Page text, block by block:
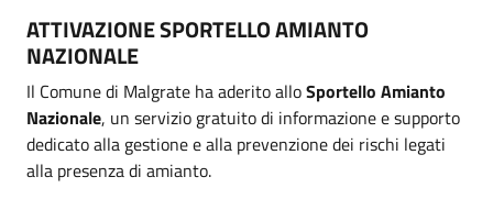
ATTIVAZIONE SPORTELLO AMIANTO
NAZIONALE
Il Comune di Malgrate ha aderito alloSportello Amianto
Nazionale, un servizio gratuito di informazione e supporto
dedicato alla gestione e alla prevenzione dei rischi legati
alla presenza di amianto.